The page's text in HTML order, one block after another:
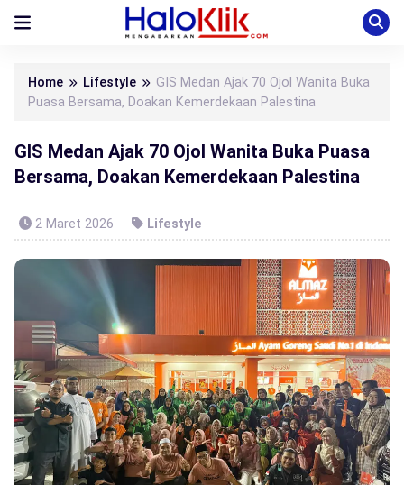
Home Lifestyle
GIS Medan Ajak 70 Ojol Wanita Buka
Puasa Bersama, Doakan Kemerdekaan Palestina
GIS Medan Ajak 70 Ojol Wanita Buka Puasa
Bersama, Doakan Kemerdekaan Palestina
2 Maret 2026 Lifestyle